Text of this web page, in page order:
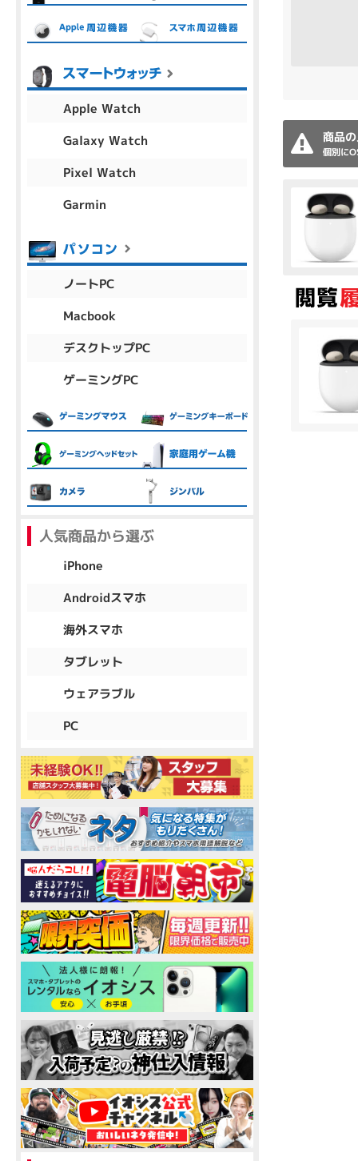
商品
個別に
Apple Watch
Galaxy Watch
Pixel Watch
Garmin
ノートPC
Macbook
デスクトップPC
ゲーミングPC
人気商品から選ぶ
iPhone
Androidスマホ
海外スマホ
タブレット
ウェアラブル
PC
ランク
商品状態の絞り込み
新品/未使用 中古 新品
MacOS
容量
~
円 ～
各項目のチェックボックスは「or検索」となります。